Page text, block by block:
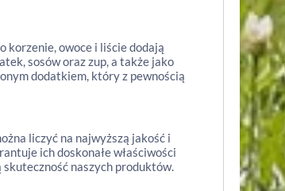
korzenie, owoce i liście dodają
sosów oraz zup, a także jako
dodatkiem, który z pewnością
liczyć na najwyższą jakość i
ich doskonałe właściwości
naszych produktów.